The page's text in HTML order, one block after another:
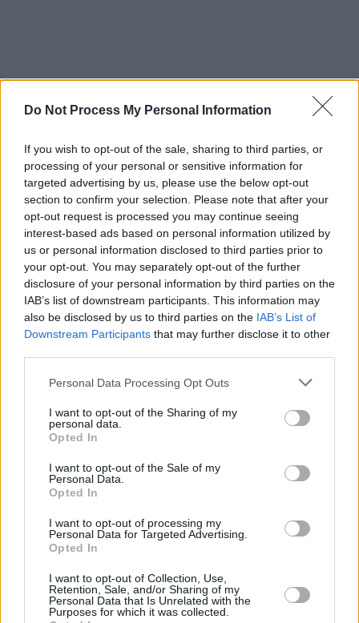
Do Not Process My Personal Information
If you wish to opt-out of the sale, sharing to third parties, or
processing of your personal or sensitive information for
targeted advertising by us, please use the below opt-out
section to confirm your selection. Please note that after your
opt-out request is processed you may continue seeing
interest-based ads based on personal information utilized by
us or personal information disclosed to third parties prior to
your opt-out. You may separately opt-out of the further
disclosure of your personal information by third parties on the
IAB’s list of downstream participants. This information may
also be disclosed by us to third parties on the IAB’s List of
Downstream Participants that may further disclose it to other
Personal Data Processing Opt Outs
I want to opt-out of the Sharing of my
personal data.
Opted In
I want to opt-out of the Sale of my
Personal Data.
Opted In
I want to opt-out of processing my
Personal Data for Targeted Advertising.
Opted In
I want to opt-out of Collection, Use,
Retention, Sale, and/or Sharing of my
Personal Data that Is Unrelated with the
Purposes for which it was collected.
Sturm der Liebe
Deutschland,2011
Telenovela
Sibylle lässt sich von Rosi Zwick für die Werbekampagne ihres
Schwagers einspannen. Erst später wird ihr klar, worauf sie sich